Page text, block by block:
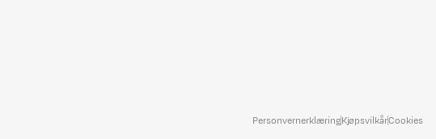
PersonvernerklæringKjøpsvilkårCookies